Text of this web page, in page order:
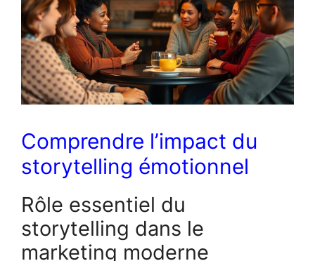
Comprendre l’impact du
storytelling émotionnel
Rôle essentiel du
storytelling dans le
marketing moderne